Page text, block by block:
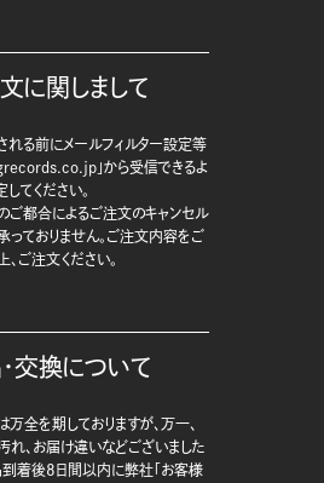
に関しまして
れる前にメールフィルター設定等
」から受信できるよ
してください。
ご都合によるご注文のキャンセル
っておりません。ご注文内容をご
、ご注文ください。
交換について
万全を期しておりますが、万一、
れ、お届け違いなどございました
到着後8日間以内に弊社「お客様